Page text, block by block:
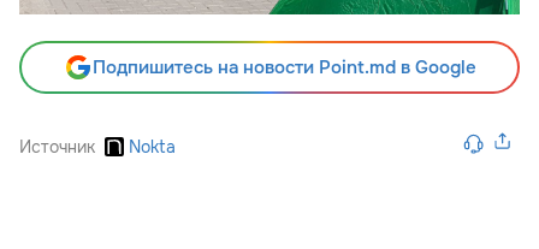
Подпишитесь на новости Point.md в Google
Источник Nokta